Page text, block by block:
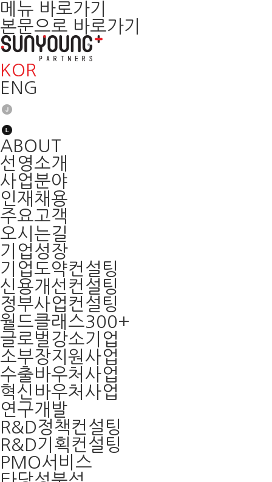
메뉴 바로가기
본문으로 바로가기
KOR
ENG
ABOUT
선영소개
사업분야
인재채용
주요고객
오시는길
기업성장
기업도약컨설팅
신용개선컨설팅
정부사업컨설팅
월드클래스300+
글로벌강소기업
소부장지원사업
수출바우처사업
혁신바우처사업
연구개발
R&D정책컨설팅
R&D기획컨설팅
PMO서비스